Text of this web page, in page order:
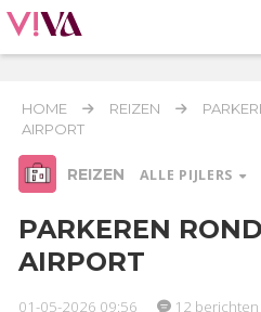
HOME REIZEN
AIRPORT
REIZEN ALLE PIJLERS
Relaties
PARKEREN
AIRPORT
01-05-2026 09:56 12 berichten